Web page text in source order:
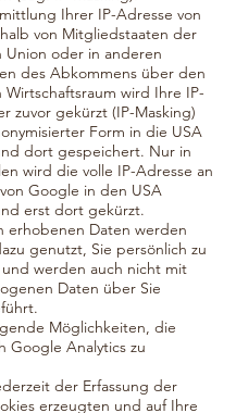
Ihrer IP-Adresse von
von Mitgliedstaaten der
Union oder in anderen
des Abkommens über den
Wirtschaftsraum wird Ihre IP-
zuvor gekürzt (IP-Masking)
Form in die USA
dort gespeichert. Nur in
wird die volle IP-Adresse an
Google in den USA
erst dort gekürzt.
erhobenen Daten werden
genutzt, Sie persönlich zu
werden auch nicht mit
Daten über Sie
Möglichkeiten, die
Google Analytics zu
der Erfassung der
erzeugten und auf Ihre